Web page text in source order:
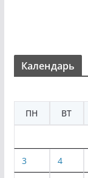
Календарь
ПН
ВТ
3 4